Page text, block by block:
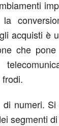
la
acquisti è
che
numeri.
segmenti